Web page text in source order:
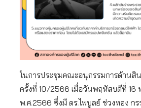
ในการประชุมคณะอนุกรรมการด้านสิ
ครั้งที่ 10/2566 เมื่อวันพฤหัสบดีที่ 16
พ.ศ.2566 ซึ่งมี ดร.ไพบูลย์ ช่วงทอง กร